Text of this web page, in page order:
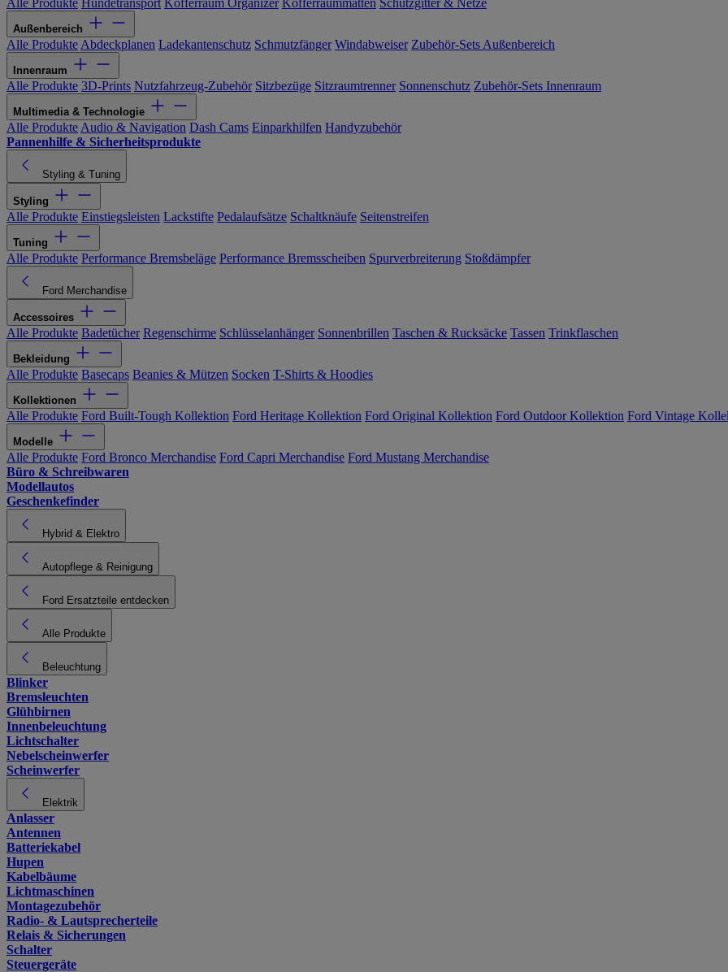
Außenbereich
Alle Produkte Abdeckplanen Ladekantenschutz Schmutzfänger Windabweiser Zubehör-Sets Außenbereich
Innenraum
Alle Produkte 3D-Prints Nutzfahrzeug-Zubehör Sitzbezüge Sitzraumtrenner Sonnenschutz Zubehör-Sets Innenraum
Multimedia & Technologie
Alle Produkte Audio & Navigation Dash Cams Einparkhilfen Handyzubehör
Pannenhilfe & Sicherheitsprodukte
Styling & Tuning
Styling
Alle Produkte Einstiegsleisten Lackstifte Pedalaufsätze Schaltknäufe Seitenstreifen
Tuning
Alle Produkte Performance Bremsbeläge Performance Bremsscheiben Spurverbreiterung Stoßdämpfer
Ford Merchandise
Accessoires
Alle Produkte Badetücher Regenschirme Schlüsselanhänger Sonnenbrillen Taschen & Rucksäcke Tassen Trinkflaschen
Bekleidung
Alle Produkte Basecaps Beanies & Mützen Socken T-Shirts & Hoodies
Kollektionen
Alle Produkte Ford Built-Tough Kollektion Ford Heritage Kollektion Ford Original Kollektion Ford Outdoor Kollektion Ford Vintage
Modelle
Alle Produkte Ford Bronco Merchandise Ford Capri Merchandise Ford Mustang Merchandise
Büro & Schreibwaren
Modellautos
Geschenkefinder
Hybrid & Elektro
Autopflege & Reinigung
Ford Ersatzteile entdecken
Alle Produkte
Beleuchtung
Blinker
Bremsleuchten
Glühbirnen
Innenbeleuchtung
Lichtschalter
Nebelscheinwerfer
Scheinwerfer
Elektrik
Anlasser
Antennen
Batteriekabel
Hupen
Kabelbäume
Lichtmaschinen
Montagezubehör
Radio- & Lautsprecherteile
Relais & Sicherungen
Schalter
Steuergeräte